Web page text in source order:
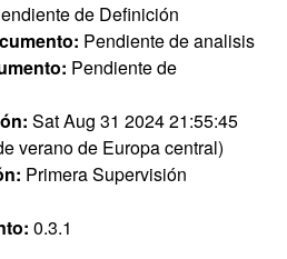
de Definición
Pendiente de analisis
Pendiente de
Sat Aug 31 2024 21:55:45
verano de Europa central)
Primera Supervisión
0.3.1